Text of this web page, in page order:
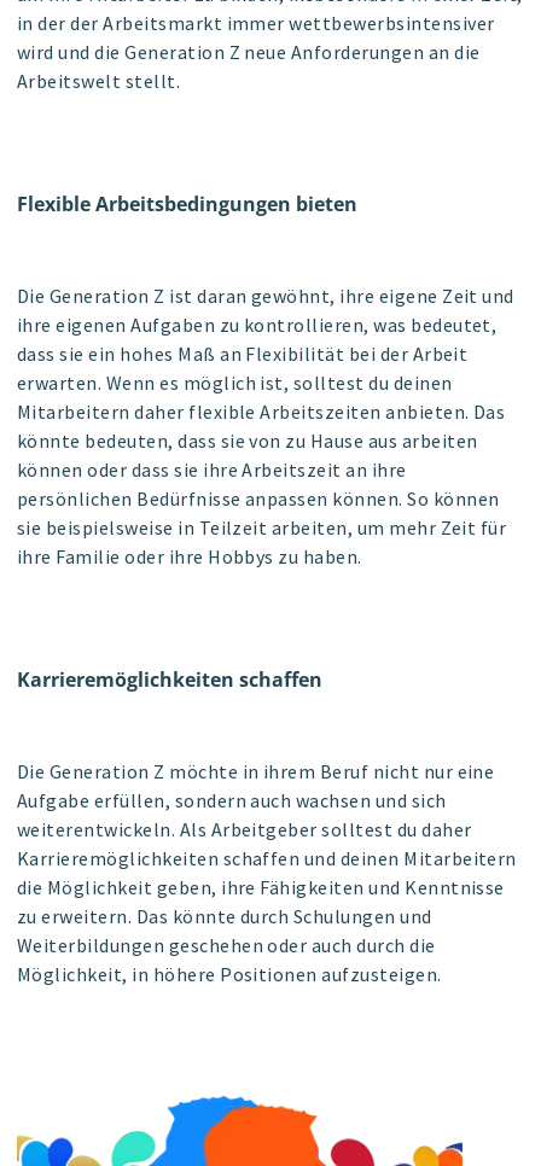
in der der Arbeitsmarkt immer wettbewerbsintensiver
wird und die Generation Z neue Anforderungen an die
Arbeitswelt stellt.
Flexible Arbeitsbedingungen bieten
Die Generation Z ist daran gewöhnt, ihre eigene Zeit und
ihre eigenen Aufgaben zu kontrollieren, was bedeutet,
dass sie ein hohes Maß an Flexibilität bei der Arbeit
erwarten. Wenn es möglich ist, solltest du deinen
Mitarbeitern daher flexible Arbeitszeiten anbieten. Das
könnte bedeuten, dass sie von zu Hause aus arbeiten
können oder dass sie ihre Arbeitszeit an ihre
persönlichen Bedürfnisse anpassen können. So können
sie beispielsweise in Teilzeit arbeiten, um mehr Zeit für
ihre Familie oder ihre Hobbys zu haben.
Karrieremöglichkeiten schaffen
Die Generation Z möchte in ihrem Beruf nicht nur eine
Aufgabe erfüllen, sondern auch wachsen und sich
weiterentwickeln. Als Arbeitgeber solltest du daher
Karrieremöglichkeiten schaffen und deinen Mitarbeitern
die Möglichkeit geben, ihre Fähigkeiten und Kenntnisse
zu erweitern. Das könnte durch Schulungen und
Weiterbildungen geschehen oder auch durch die
Möglichkeit, in höhere Positionen aufzusteigen.